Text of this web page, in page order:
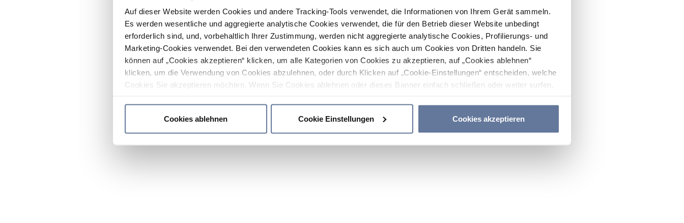
Auf dieser Website werden Cookies und andere Tracking-Tools verwendet, die Informationen von Ihrem Gerät sammeln.
Es werden wesentliche und aggregierte analytische Cookies verwendet, die für den Betrieb dieser Website unbedingt
erforderlich sind, und, vorbehaltlich Ihrer Zustimmung, werden nicht aggregierte analytische Cookies, Profilierungs- und
Marketing-Cookies verwendet. Bei den verwendeten Cookies kann es sich auch um Cookies von Dritten handeln. Sie
können auf „Cookies akzeptieren“ klicken, um alle Kategorien von Cookies zu akzeptieren, auf „Cookies ablehnen“
klicken, um die Verwendung von Cookies abzulehnen, oder durch Klicken auf „Cookie-Einstellungen“ entscheiden, welche
Cookies Sie akzeptieren möchten. Wenn Sie Cookies ablehnen oder dieses Banner einfach schließen oder weiter surfen,
Cookies ablehnen
Cookie Einstellungen Cookies akzeptieren